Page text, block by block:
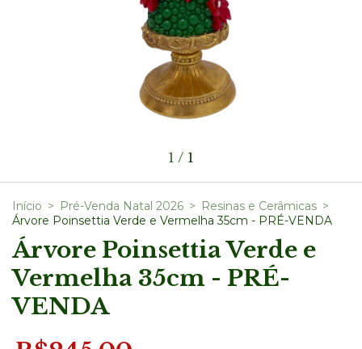
1 / 1
Início > Pré-Venda Natal 2026 > Resinas e Cerâmicas >
Árvore Poinsettia Verde e Vermelha 35cm - PRÉ-VENDA
Árvore Poinsettia Verde e
Vermelha 35cm - PRÉ-
VENDA